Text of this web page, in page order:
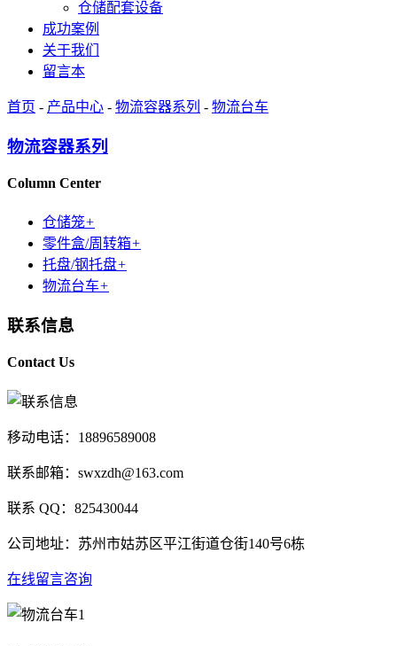
仓储配套设备
成功案例
关于我们
留言本
首页 - 产品中心 - 物流容器系列 - 物流台车
物流容器系列
Column Center
仓储笼+
零件盒/周转箱+
托盘/钢托盘+
物流台车+
联系信息
Contact Us
移动电话：18896589008
联系邮箱：swxzdh@163.com
联系 QQ：825430044
公司地址：苏州市姑苏区平江街道仓街140号6栋
在线留言咨询